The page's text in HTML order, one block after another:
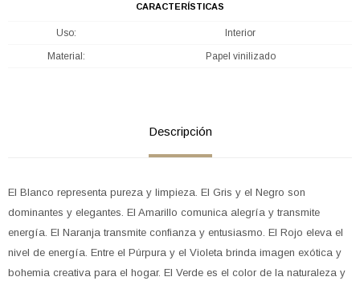
CARACTERÍSTICAS
Uso Interior
Material Papel vinilizado
Descripción
El Blanco representa pureza y limpieza. El Gris y el Negro son
dominantes y elegantes. El Amarillo comunica alegría y transmite
energía. El Naranja transmite confianza y entusiasmo. El Rojo eleva el
nivel de energía. Entre el Púrpura y el Violeta brinda imagen exótica y
bohemia creativa para el hogar. El Verde es el color de la naturaleza y